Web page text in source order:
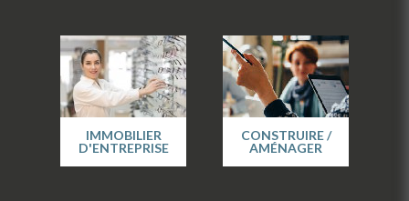
IMMOBILIER
D'ENTREPRISE
CONSTRUIRE /
AMÉNAGER